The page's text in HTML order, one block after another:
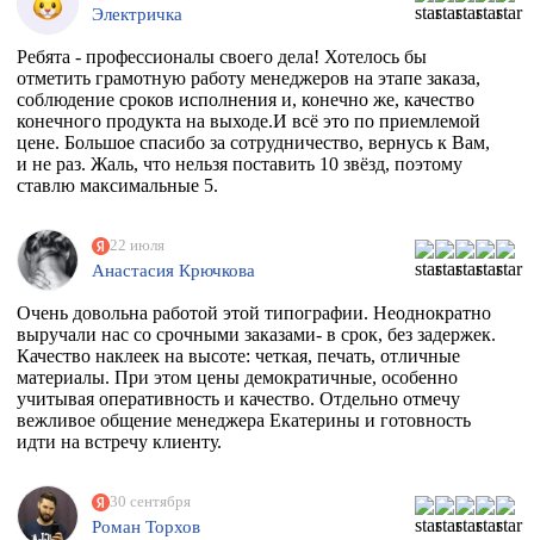
Электричка
Ребята - профессионалы своего дела! Хотелось бы
отметить грамотную работу менеджеров на этапе заказа,
соблюдение сроков исполнения и, конечно же, качество
конечного продукта на выходе.И всё это по приемлемой
цене. Большое спасибо за сотрудничество, вернусь к Вам,
и не раз. Жаль, что нельзя поставить 10 звёзд, поэтому
ставлю максимальные 5.
22 июля
Анастасия Крючкова
Очень довольна работой этой типографии. Неоднократно
выручали нас со срочными заказами- в срок, без задержек.
Качество наклеек на высоте: четкая, печать, отличные
материалы. При этом цены демократичные, особенно
учитывая оперативность и качество. Отдельно отмечу
вежливое общение менеджера Екатерины и готовность
идти на встречу клиенту.
30 сентября
Роман Торхов